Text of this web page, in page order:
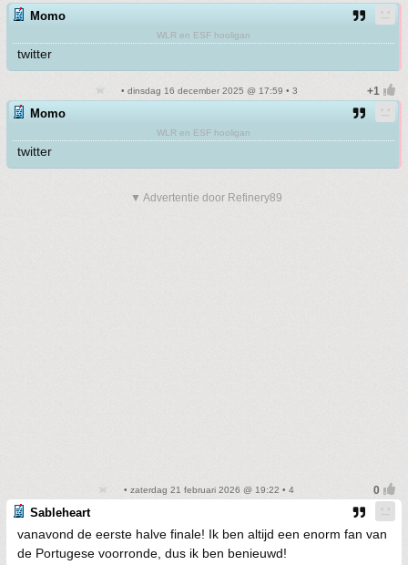
Momo
WLR en ESF hooligan
twitter
• dinsdag 16 december 2025 @ 17:59 • 3
Momo
WLR en ESF hooligan
twitter
▼ Advertentie door Refinery89
• zaterdag 21 februari 2026 @ 19:22 • 4
Sableheart
vanavond de eerste halve finale! Ik ben altijd een enorm fan van
de Portugese voorronde, dus ik ben benieuwd!